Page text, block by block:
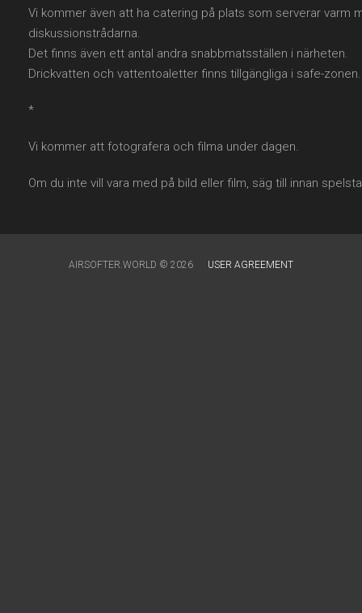
Vi kommer även att ha catering på plats som serverar varm
diskussionstrådarna.
Det finns även ett antal andra snabbmatsställen i närheten.
Drickvatten och vattentoaletter finns tillgängliga i safe-zonen.
*
Vi kommer att fotografera och filma under dagen.
Om du inte vill vara med på bild eller film, säg till innan
AIRSOFTER.WORLD © 2026 USER AGREEMENT